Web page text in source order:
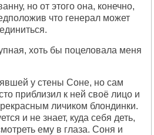
но от этого она, конечно,
что генерал может
хоть бы поцеловала меня
у стены Соне, но сам
приблизил к ней своё лицо и
личиком блондинки.
и не знает, куда себя деть,
ему в глаза. Соня и